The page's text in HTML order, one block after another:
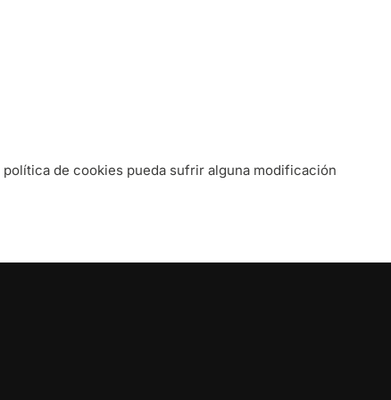
de cookies pueda sufrir alguna modificación